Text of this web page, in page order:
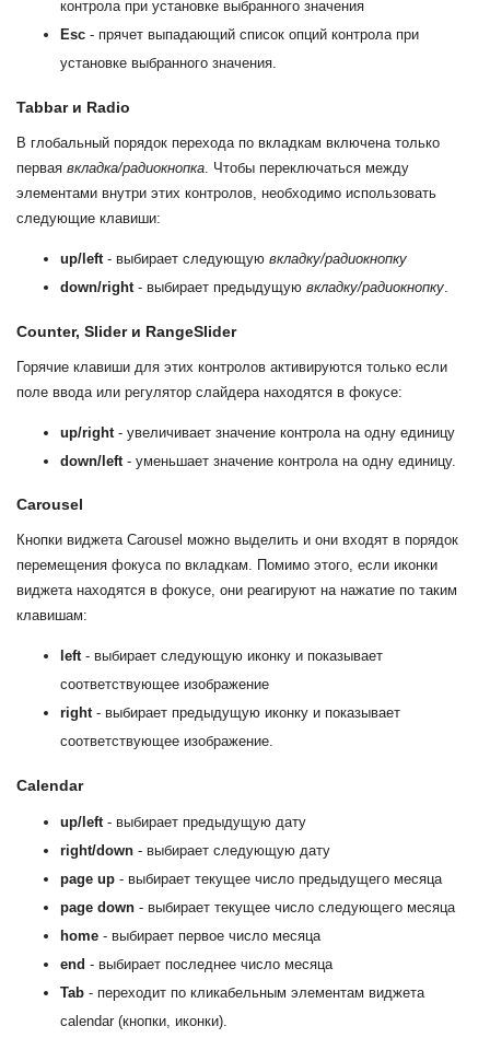
контрола при установке выбранного значения
Esc - прячет выпадающий список опций контрола при
установке выбранного значения.
Tabbar и Radio
В глобальный порядок перехода по вкладкам включена только
первая вкладка/радиокнопка . Чтобы переключаться между
элементами внутри этих контролов, необходимо использовать
следующие клавиши:
up/left - выбирает следующую вкладку/радиокнопку
down/right - выбирает предыдущую вкладку/радиокнопку
Counter, Slider и RangeSlider
Горячие клавиши для этих контролов активируются только если
поле ввода или регулятор слайдера находятся в фокусе:
up/right - увеличивает значение контрола на одну единицу
down/left - уменьшает значение контрола на одну единицу.
Carousel
Кнопки виджета Carousel можно выделить и они входят в порядок
перемещения фокуса по вкладкам. Помимо этого, если иконки
виджета находятся в фокусе, они реагируют на нажатие по таким
клавишам:
left- выбирает следующую иконку и показывает
соответствующее изображение
right- выбирает предыдущую иконку и показывает
соответствующее изображение.
Calendar
up/left - выбирает предыдущую дату
right/down - выбирает следующую дату
page up - выбирает текущее число предыдущего месяца
page down - выбирает текущее число следующего месяца
home - выбирает первое число месяца
end - выбирает последнее число месяца
Tab - переходит по кликабельным элементам виджета
calendar (кнопки, иконки).